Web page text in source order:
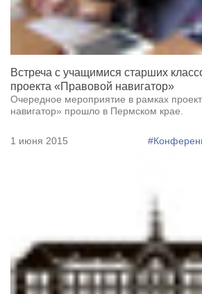
Встреча с учащимися старших
проекта «Правовой навигатор»
Очередное мероприятие в рамках
навигатор» прошло в Пермском крае.
1 июня 2015